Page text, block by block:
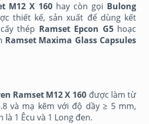
M12 X 160 hay còn gọi Bulong
thiết kế, sản xuất để dùng kết
thép Ramset Epcon G5hoạc
Ramset Maxima Glass Capsules
RamsetM12 X 160 được làm từ
và mạ kẽm với độ dầy ≥ 5 mm,
1 Êcu và 1 Long đen.